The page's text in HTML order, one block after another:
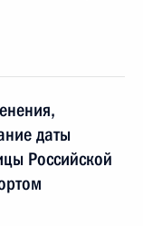
даты
Российской